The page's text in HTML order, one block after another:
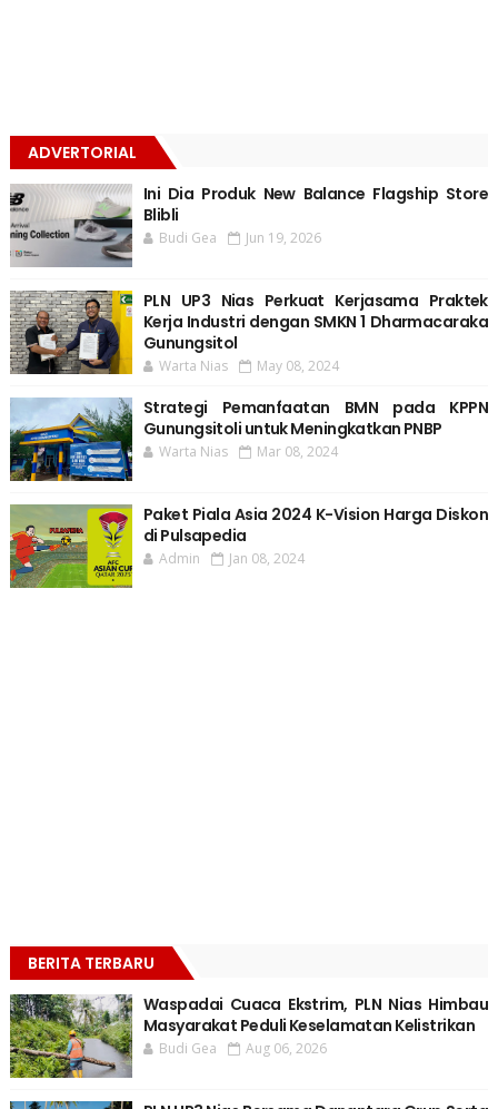
ADVERTORIAL
Ini Dia Produk New Balance Flagship Store
Blibli
Budi Gea Jun 19, 2026
PLN UP3 Nias Perkuat Kerjasama Praktek
Kerja Industri dengan SMKN 1 Dharmacaraka
Gunungsitol
Warta Nias May 08, 2024
Strategi Pemanfaatan BMN pada KPPN
Gunungsitoli untuk Meningkatkan PNBP
Warta Nias Mar 08, 2024
Paket Piala Asia 2024 K-Vision Harga Diskon
di Pulsapedia
Admin Jan 08, 2024
BERITA TERBARU
Waspadai Cuaca Ekstrim, PLN Nias Himbau
Masyarakat Peduli Keselamatan Kelistrikan
Budi Gea Aug 06, 2026